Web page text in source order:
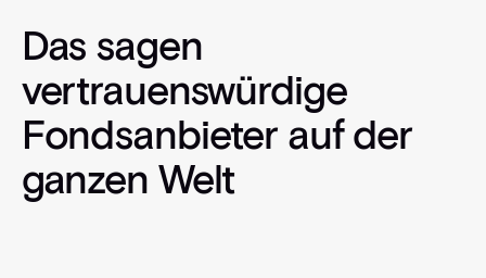
Das sagen
vertrauenswürdige
Fondsanbieter auf der
ganzen Welt